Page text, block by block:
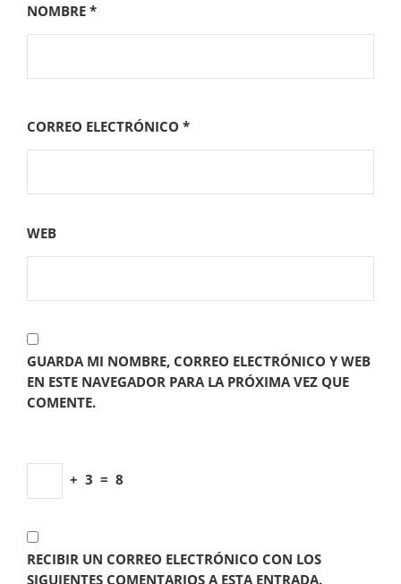
NOMBRE *
CORREO ELECTRÓNICO *
WEB
GUARDA MI NOMBRE, CORREO ELECTRÓNICO Y WEB
EN ESTE NAVEGADOR PARA LA PRÓXIMA VEZ QUE
COMENTE.
+ 3 = 8
RECIBIR UN CORREO ELECTRÓNICO CON LOS
SIGUIENTES COMENTARIOS A ESTA ENTRADA.